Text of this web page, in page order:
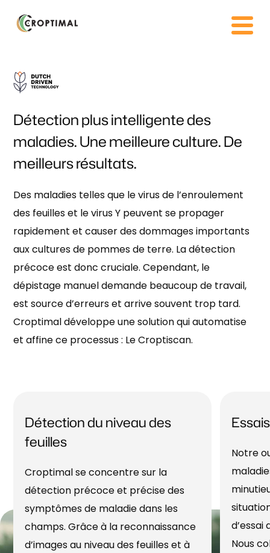
Détection plus intelligente des
maladies. Une meilleure culture. De
meilleurs résultats.
Des maladies telles que le virus de l’enroulement
des feuilles et le virus Y peuvent se propager
rapidement et causer des dommages importants
aux cultures de pommes de terre. La détection
précoce est donc cruciale. Cependant, le
dépistage manuel demande beaucoup de travail,
est source d’erreurs et arrive souvent trop tard.
Croptimal développe une solution qui automatise
et affine ce processus : Le Croptiscan.
Détection du niveau des
feuilles
Croptimal se concentre sur la
détection précoce et précise des
symptômes de maladie dans les
champs. Grâce à la reconnaissance
d’images au niveau des feuilles et à
Essais
Notre
Nous